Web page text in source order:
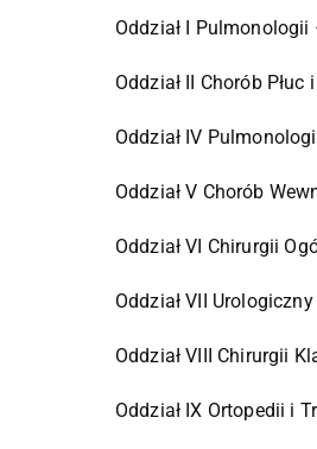
Oddział I Pulmonologii
Oddział II Chorób Płuc
Oddział IV
Oddział V Chorób
Oddział VI Chirurgii
Oddział VII
Oddział VIII Chirurgii
Oddział IX Ortopedii i